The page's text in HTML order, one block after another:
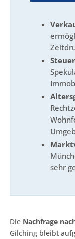
sehr
Die Nachfrage
Gilching bleibt